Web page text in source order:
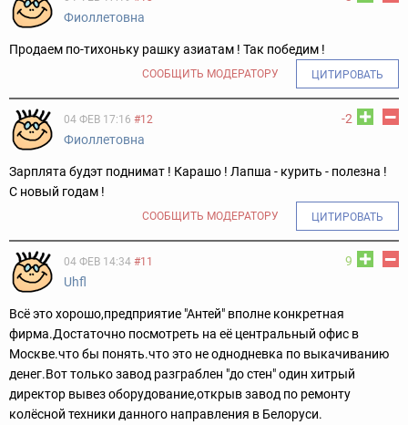
Фиоллетовна
Продаем по-тихоньку рашку азиатам ! Так победим !
СООБЩИТЬ МОДЕРАТОРУ ЦИТИРОВАТЬ
-2
04 ФЕВ 17:16 #12
Фиоллетовна
Зарплята будэт поднимат ! Карашо ! Лапша - курить - полезна !
С новый годам !
СООБЩИТЬ МОДЕРАТОРУ ЦИТИРОВАТЬ
9
04 ФЕВ 14:34 #11
Uhfl
Всё это хорошо,предприятие "Антей" вполне конкретная
фирма.Достаточно посмотреть на её центральный офис в
Москве.что бы понять.что это не однодневка по выкачиванию
денег.Вот только завод разграблен "до стен" один хитрый
директор вывез оборудование,открыв завод по ремонту
колёсной техники данного направления в Белоруси.